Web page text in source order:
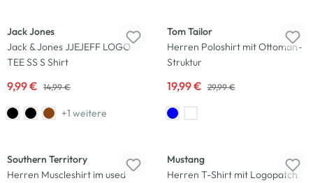
Jack Jones
Jack & Jones JJEJEFF LOGO
TEE SS S Shirt
9,99 € 14,99 €
+1 weitere
Tom Tailor
Herren Poloshirt mit Ottoman-
Struktur
19,99 € 29,99 €
Southern Territory
Herren Muscleshirt im used
Mustang
Herren T-Shirt mit Logopatch